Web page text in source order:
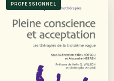
PROFESSIONNEL